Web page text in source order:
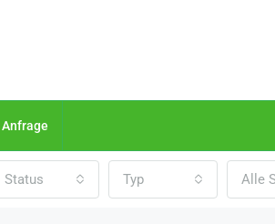
Anfrage
Status Typ Alle